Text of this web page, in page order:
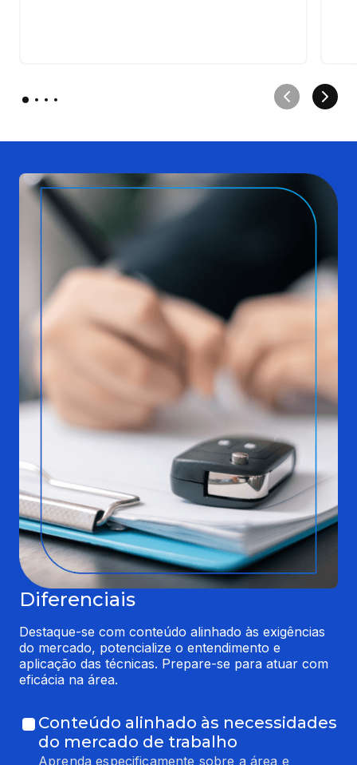
Diferenciais
Destaque-se com conteúdo alinhado às exigências
do mercado, potencialize o entendimento e
aplicação das técnicas. Prepare-se para atuar com
eficácia na área.
Conteúdo alinhado às necessidades
do mercado de trabalho
Aprenda especificamente sobre a área e